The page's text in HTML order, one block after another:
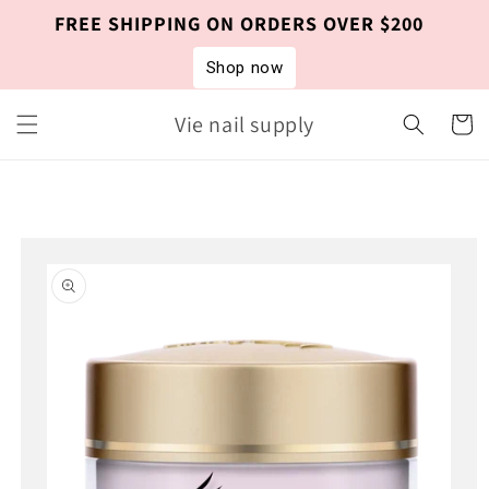
Skip to
content
FREE SHIPPING ON ORDERS OVER $200
Shop now
Vie nail supply Cart